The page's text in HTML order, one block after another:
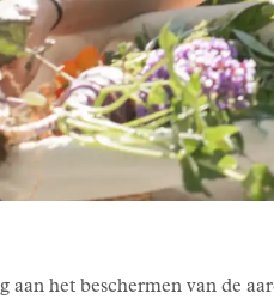
het beschermen van de